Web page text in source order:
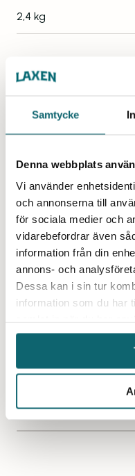
Samtycke
Denna webbplats
Vi använder
och annonserna till
för sociala medier och
vidarebefordrar även
information från din
annons- och
Dessa kan i sin tur
information som du har
2,4 kg
Favoriter inom
Fiskenät 30m 6.0m
43mm 0.20
Fiskenät med maska 43
mm och djup 6 m.
Trådgrovlek 0.20 mm.
1 439kr